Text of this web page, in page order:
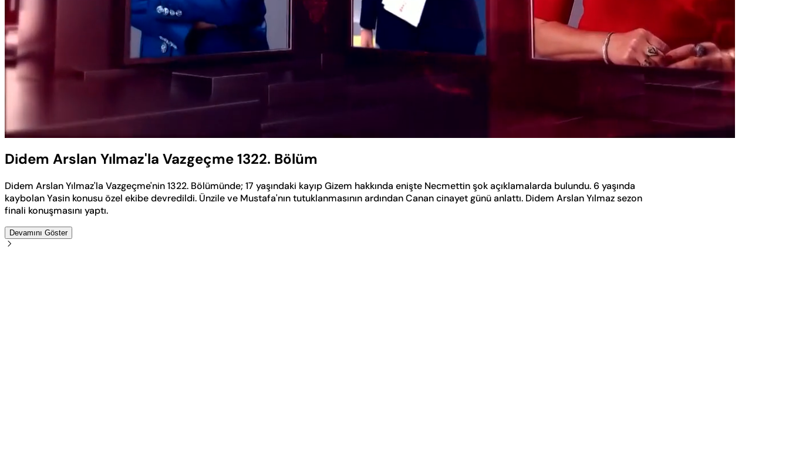
Oynatma
Didem Arslan Yılmaz'la Vazgeçme 1322. Bölüm
Didem Arslan Yılmaz'la Vazgeçme'nin 1322. Bölümünde; 17 yaşındaki kayıp Gizem hakkında enişte Necmettin şok açıklamalarda bulundu. 6 yaşında
kaybolan Yasin konusu özel ekibe devredildi. Ünzile ve Mustafa'nın tutuklanmasının ardından Canan cinayet günü anlattı. Didem Arslan Yılmaz sezon
finali konuşmasını yaptı.
Devamını Göster